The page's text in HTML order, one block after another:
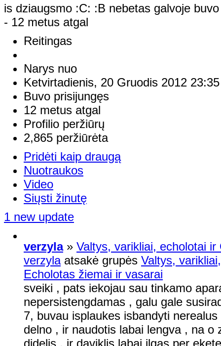
is dziaugsmo :C: :B nebetas galvoje
- 12 metus atgal
Reitingas
Narys nuo
Ketvirtadienis, 20 Gruodis 2012 23:35
Buvo prisijungęs
12 metus atgal
Profilio peržiūrų
2,865 peržiūrėta
Pridėti kaip draugą
Nuotraukos
Video
Siųsti žinutę
1 new update
verzyla » Valtys, varikliai, echolotai ir
verzylaatsakė grupės Valtys,
Echolotas žiemai ir vasarai
sveiki , pats iekojau sau tinkamo
nepersistengdamas , galu gale
7, buvau isplaukes isbandyti
delno , ir naudotis labai lengva , na
didelis , ir daviklis labai ilgas per